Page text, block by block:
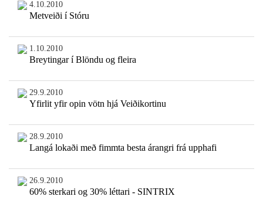
4.10.2010
Metveiði í Stóru
1.10.2010
Breytingar í Blöndu og fleira
29.9.2010
Yfirlit yfir opin vötn hjá Veiðikortinu
28.9.2010
Langá lokaði með fimmta besta árangri frá upphafi
26.9.2010
60% sterkari og 30% léttari - SINTRIX